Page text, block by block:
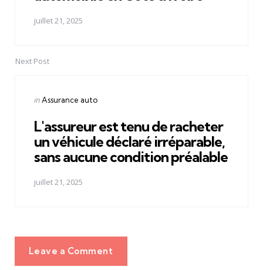
juillet 21, 2025
Next Post
Posted
inAssurance auto
L'assureur est tenu de racheter
un véhicule déclaré irréparable,
sans aucune condition préalable
juillet 21, 2025
Leave a Comment